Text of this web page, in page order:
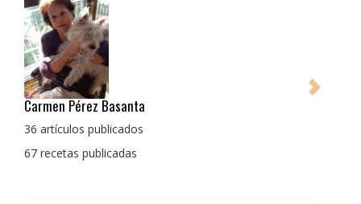
Pedro Manuel Collado Cruz
La cocina para mi es producto bien tratado sin
con un toque diferente